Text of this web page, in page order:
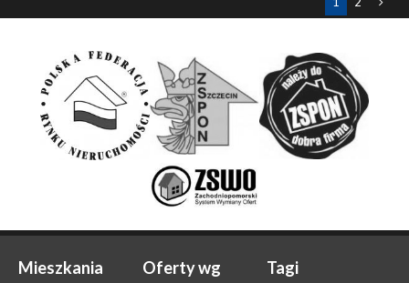
Mieszkania
Oferty wg
Tagi